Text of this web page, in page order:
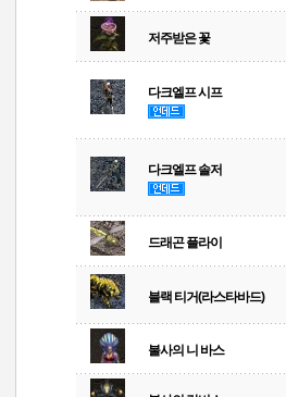
저주받은 꽃
다크엘프 시프
다크엘프 솔저
드래곤 플라이
블랙 티거(라스타바드)
불사의 니 바스